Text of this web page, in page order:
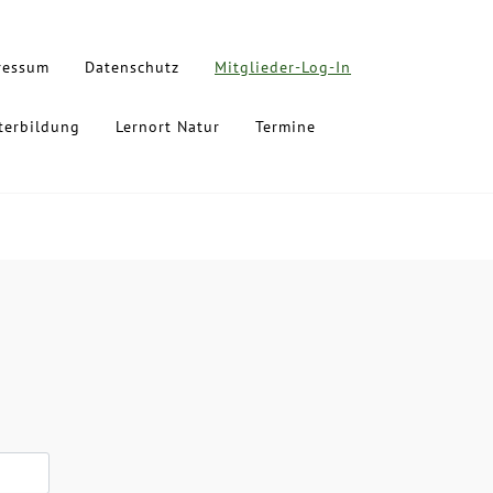
Datenschutz Mitglieder-Log-In
Lernort Natur Termine